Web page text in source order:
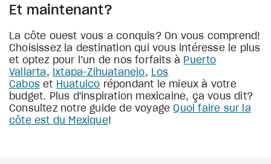
Et maintenant?
La côte ouest vous a conquis? On vous comprend!
Choisissez la destination qui vous intéresse le plus
et optez pour l’un de nos forfaits à Puerto
Vallarta, Ixtapa-Zihuatanejo,
Los
Cabos et Huatulco répondant le mieux à votre
budget. Plus d'inspiration mexicaine, ça vous dit?
Consultez notre guide de voyageQuoi faire sur la
côte est du Mexique!